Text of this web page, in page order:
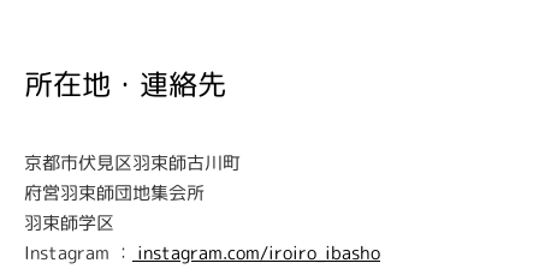
所在地・連絡先
京都市伏見区羽束師古川町
府営羽束師団地集会所
羽束師学区
Instagram ： instagram.com/iroiro_ibasho